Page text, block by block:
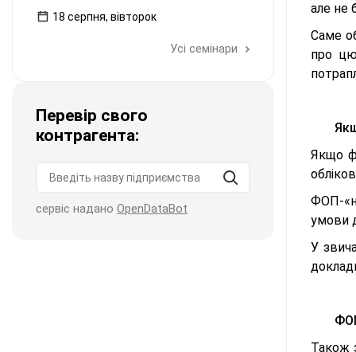
але не
Саме
про
Якщо
ФОП-
умови
У
Також
18 серпня, вівторок
Усі семінари
Перевір свого
контрагента:
сервіс надано OpenDataBot